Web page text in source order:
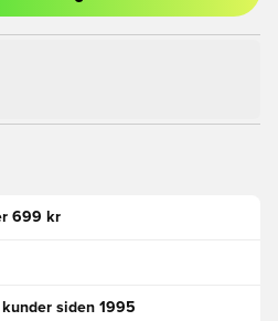
699 kr
siden 1995